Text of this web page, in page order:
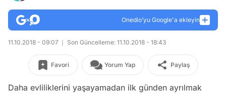
Onedio’yu Google'a ekleyin
11.10.2018 - 09:07 Son Güncelleme: 11.10.2018 - 18:43
Favori Yorum Yap Paylaş
Daha evliliklerini yaşayamadan ilk günden ayrılmak